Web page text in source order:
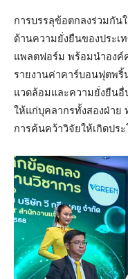
การบรรลุข้อตกลงร่วมกั
ด้านความยั่งยืนของประ
แพลตฟอร์ม พร้อมนำองค์
รายงานค่าคาร์บอนฟุตพ
แวดล้อมและความยั่งยืน
ให้แก่บุคลากรทั้งสองฝ่าย
การค้นคว้าวิจัยให้เกิดปร